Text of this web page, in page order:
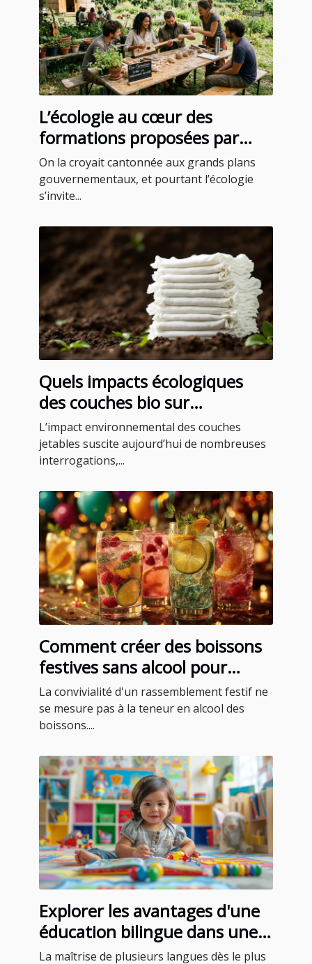
L’écologie au cœur des
formations proposées par
certains blogs instruments
On la croyait cantonnée aux grands plans
gouvernementaux, et pourtant l’écologie
s’invite...
Quels impacts écologiques
des couches bio sur
l'environnement ?
L’impact environnemental des couches
jetables suscite aujourd’hui de nombreuses
interrogations,...
Comment créer des boissons
festives sans alcool pour
toutes les occasions
La convivialité d'un rassemblement festif ne
se mesure pas à la teneur en alcool des
boissons....
Explorer les avantages d'une
éducation bilingue dans une
école maternelle privée
La maîtrise de plusieurs langues dès le plus